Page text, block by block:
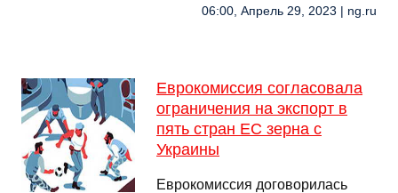
06:00, Апрель 29, 2023 | ng.ru
Еврокомиссия согласовала
ограничения на экспорт в
пять стран ЕС зерна с
Украины
Еврокомиссия договорилась